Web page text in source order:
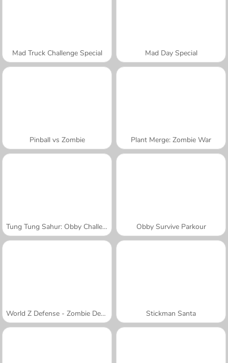
Mad Truck Challenge Special Mad Day Special
Pinball vs Zombie Plant Merge: Zombie War
Tung Tung Sahur: Obby Challenge Obby Survive Parkour
World Z Defense - Zombie Defense Stickman Santa